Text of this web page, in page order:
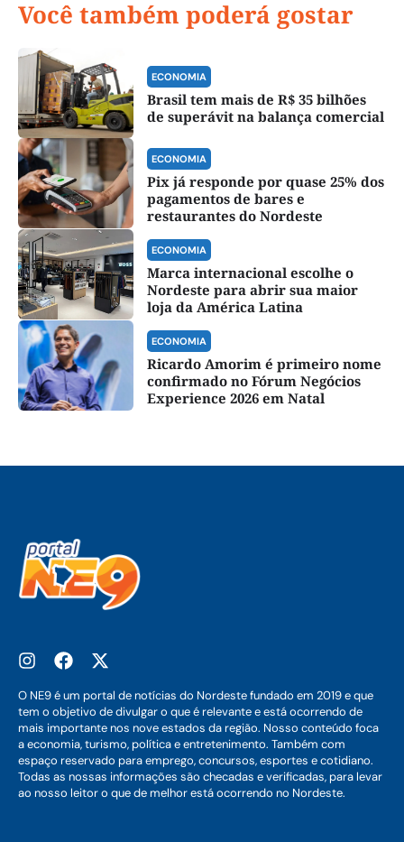
Você também poderá gostar
ECONOMIA
Brasil tem mais de R$ 35 bilhões
de superávit na balança comercial
ECONOMIA
Pix já responde por quase 25% dos
pagamentos de bares e
restaurantes do Nordeste
ECONOMIA
Marca internacional escolhe o
Nordeste para abrir sua maior
loja da América Latina
ECONOMIA
Ricardo Amorim é primeiro nome
confirmado no Fórum Negócios
Experience 2026 em Natal
O NE9 é um portal de notícias do Nordeste fundado em 2019 e que
tem o objetivo de divulgar o que é relevante e está ocorrendo de
mais importante nos nove estados da região. Nosso conteúdo foca
a economia, turismo, política e entretenimento. Também com
espaço reservado para emprego, concursos, esportes e cotidiano.
Todas as nossas informações são checadas e verificadas, para levar
ao nosso leitor o que de melhor está ocorrendo no Nordeste.